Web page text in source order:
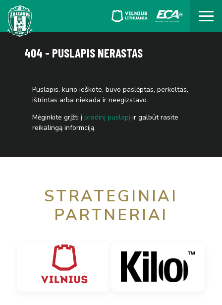
404 - PUSLAPIS NERASTAS
Puslapis, kurio ieškote, buvo paslėptas, perkeltas,
ištrintas arba niekada ir neegizstavo.
Mėginkite grįžti į pradinį puslapįir galbūt rasite
reikalingą informciją.
STRATEGINIAI
PARTNERIAI